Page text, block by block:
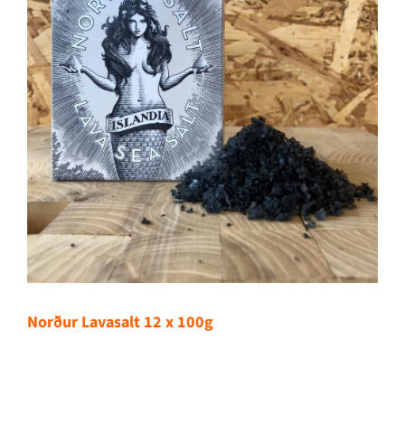
Norður Lavasalt 12 x 100g